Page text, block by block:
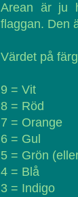
Arean är ju
flaggan. Den
Värdet på
9 = Vit
8 = Röd
7 = Orange
6 = Gul
5 = Grön
4 = Blå
3 = Indigo